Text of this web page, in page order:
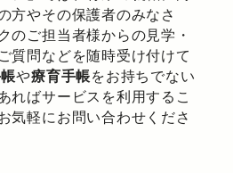
方やその保護者のみなさ
のご担当者様からの見学・
質問などを随時受け付けて
や療育手帳をお持ちでない
ればサービスを利用するこ
気軽にお問い合わせくださ